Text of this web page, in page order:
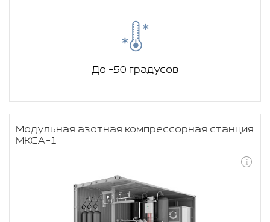
До -50 градусов
Модульная азотная компрессорная станция
МКСА-1